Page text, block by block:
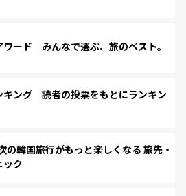
ード みんなで選ぶ、旅のベスト。
キング 読者の投票をもとにランキン
韓国旅行がもっと楽しくなる 旅先・
ック